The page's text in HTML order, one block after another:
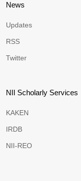
News
Updates
RSS
Twitter
NII Scholarly Services
KAKEN
IRDB
NII-REO